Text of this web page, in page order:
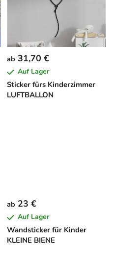
Sticker fürs Kinderzimmer
LUFTBALLON
ab 31,70 €
Auf Lager
Wandsticker für Kinder
KLEINE BIENE
ab 23 €
Auf Lager